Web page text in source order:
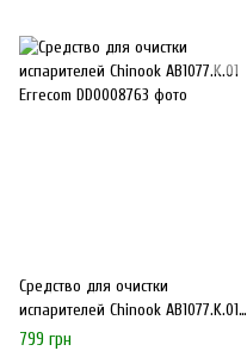
Средство для очистки
испарителей Chinook AB1077.K.01
Errecom
799 грн